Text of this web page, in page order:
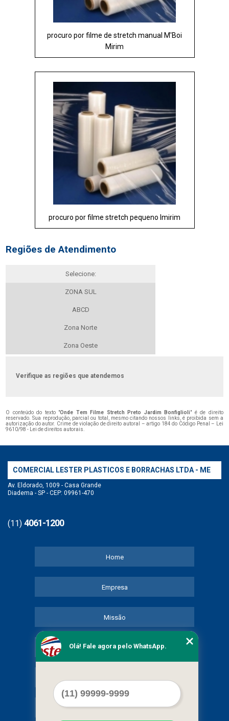
procuro por filme de stretch manual M'Boi
Mirim
procuro por filme stretch pequeno Imirim
Regiões de Atendimento
Selecione:
ZONA SUL
ABCD
Zona Norte
Zona Oeste
Verifique as regiões que atendemos
O conteúdo do texto "Onde Tem Filme Stretch Preto Jardim Bonfiglioli" é de direito
reservado. Sua reprodução, parcial ou total, mesmo citando nossos links, é proibida sem a
autorização do autor. Crime de violação de direito autoral – artigo 184 do Código Penal –
Lei
9610/98 - Lei de direitos autorais
COMERCIAL LESTER PLASTICOS E BORRACHAS LTDA - ME
Av. Eldorado, 1009 - Casa Grande
Diadema - SP - CEP: 09961-470
(11) 4061-1200
Home
Empresa
Missão
Serviços
Mapa do site
Olá! Fale agora pelo WhatsApp.